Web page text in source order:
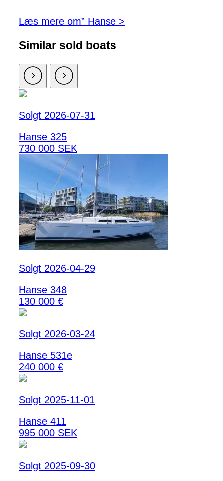
Læs mere om” Hanse >
Similar sold boats
Solgt 2026-07-31
Hanse 325
730 000 SEK
Solgt 2026-04-29
Hanse 348
130 000 €
Solgt 2026-03-24
Hanse 531e
240 000 €
Solgt 2025-11-01
Hanse 411
995 000 SEK
Solgt 2025-09-30